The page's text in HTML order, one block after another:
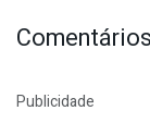
Publicidade